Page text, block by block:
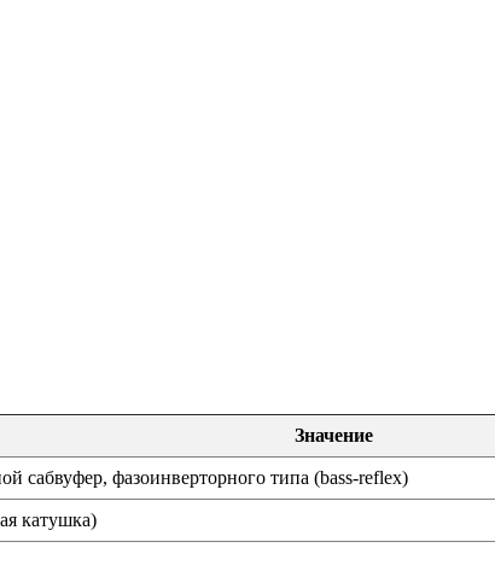
Значение
сабвуфер, фазоинверторного типа (bass-reflex)
катушка)